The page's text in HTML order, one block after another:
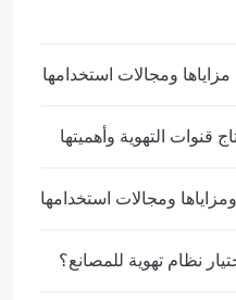
ومجالات استخدامها
قنوات التهوية وأهميتها
ومجالات استخدامها
نظام تهوية للمصانع؟